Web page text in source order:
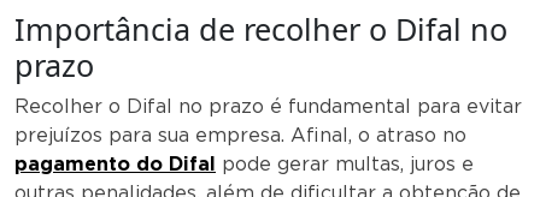
Importância de recolher o Difal no
prazo
Recolher o Difal no prazo é fundamental para evitar
prejuízos para sua empresa. Afinal, o atraso no
pagamento do Difal pode gerar multas, juros e